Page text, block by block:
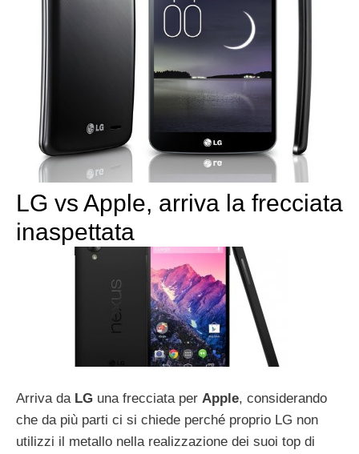
LG vs Apple, arriva la frecciata
inaspettata
Arriva da LG una frecciata per Apple, considerando
che da più parti ci si chiede perché proprio LG non
utilizzi il metallo nella realizzazione dei suoi top di